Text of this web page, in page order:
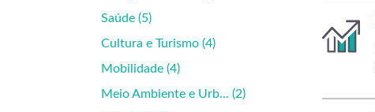
Saúde (5)
Cultura e Turismo (4)
Mobilidade (4)
Meio Ambiente e Urb... (2)